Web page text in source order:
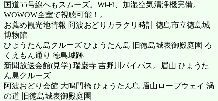
国道55号線へもスムーズ。Wi-Fi、加湿空気清浄機完備。
WOWOW全室で視聴可能！。
お薦め観光地情報 阿波おどりカラクリ時計 徳島市立徳島城
博物館
ひょうたん島クルーズ ひょうたん島 旧徳島城表御殿庭園 ろ
くえもん通り 徳島城跡
新聞放送会館(見学) 瑞巌寺 吉野川バイパス。眉山 ひょうた
ん島クルーズ
阿波おどり会館 大鳴門橋 ひょうたん島 眉山ロープウェイ 渦
の道 旧徳島城表御殿庭園